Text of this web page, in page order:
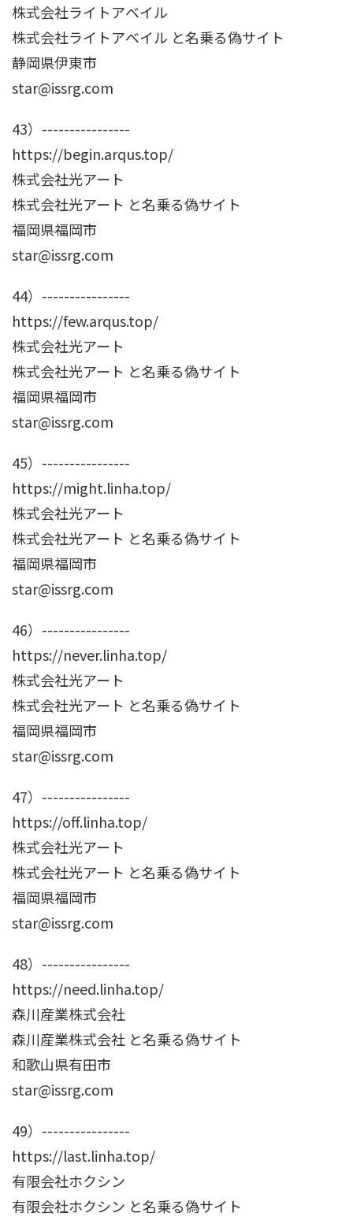
株式会社ライトアベイル
株式会社ライトアベイル と名乗る偽サイト
静岡県伊東市
star@issrg.com
43）----------------
https://begin.arqus.top/
株式会社光アート
株式会社光アート と名乗る偽サイト
福岡県福岡市
star@issrg.com
44）----------------
https://few.arqus.top/
株式会社光アート
株式会社光アート と名乗る偽サイト
福岡県福岡市
star@issrg.com
45）----------------
https://might.linha.top/
株式会社光アート
株式会社光アート と名乗る偽サイト
福岡県福岡市
star@issrg.com
46）----------------
https://never.linha.top/
株式会社光アート
株式会社光アート と名乗る偽サイト
福岡県福岡市
star@issrg.com
47）----------------
https://off.linha.top/
株式会社光アート
株式会社光アート と名乗る偽サイト
福岡県福岡市
star@issrg.com
48）----------------
https://need.linha.top/
森川産業株式会社
森川産業株式会社 と名乗る偽サイト
和歌山県有田市
star@issrg.com
49）----------------
https://last.linha.top/
有限会社ホクシン
有限会社ホクシン と名乗る偽サイト